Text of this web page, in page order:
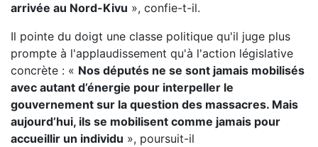
arrivée au Nord-Kivu », confie-t-il.
Il pointe du doigt une classe politique qu'il juge plus
prompte à l'applaudissement qu'à l'action législative
concrète : « Nos députés ne se sont jamais mobilisés
avec autant d’énergie pour interpeller le
gouvernement sur la question des massacres. Mais
aujourd’hui, ils se mobilisent comme jamais pour
accueillir un individu », poursuit-il